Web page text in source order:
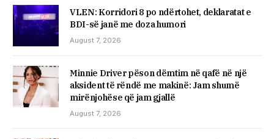
VLEN: Korridori 8 po ndërtohet, deklaratat e
BDI-së janë me doza ​humori
August 7, 2026
Minnie Driver pëson dëmtim në qafë në një
aksident të rëndë me makinë: Jam shumë
mirënjohëse që jam gjallë
August 7, 2026